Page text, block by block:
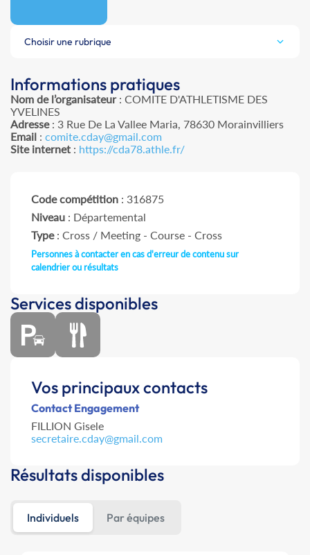
Choisir une rubrique
Informations pratiques
Nom de l’organisateur: COMITE D'ATHLETISME DES
YVELINES
Adresse: 3 Rue De La Vallee Maria, 78630 Morainvilliers
Email : comite.cday@gmail.com
Site internet : https://cda78.athle.fr/
Code compétition : 316875
Niveau : Départemental
Type: Cross / Meeting - Course - Cross
Personnes à contacter en cas d'erreur de contenu sur
calendrier ou résultats
Services disponibles
Vos principaux contacts
Contact Engagement
FILLION Gisele
secretaire.cday@gmail.com
Résultats disponibles
Individuels Par équipes